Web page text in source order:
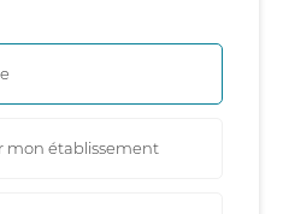
mon établissement